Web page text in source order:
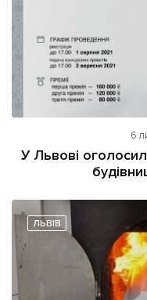
6
У Львові
ЛЬВІВ